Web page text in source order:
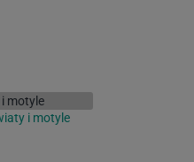
i motyle